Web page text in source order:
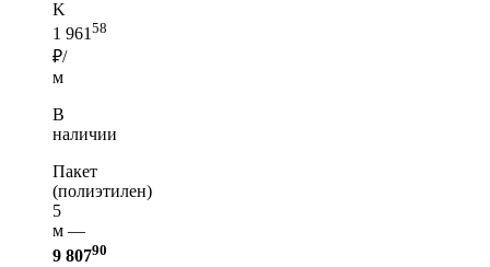
K
1 961 58
₽/
м
В
наличии
Пакет
(полиэтилен)
5
м —
9 80790